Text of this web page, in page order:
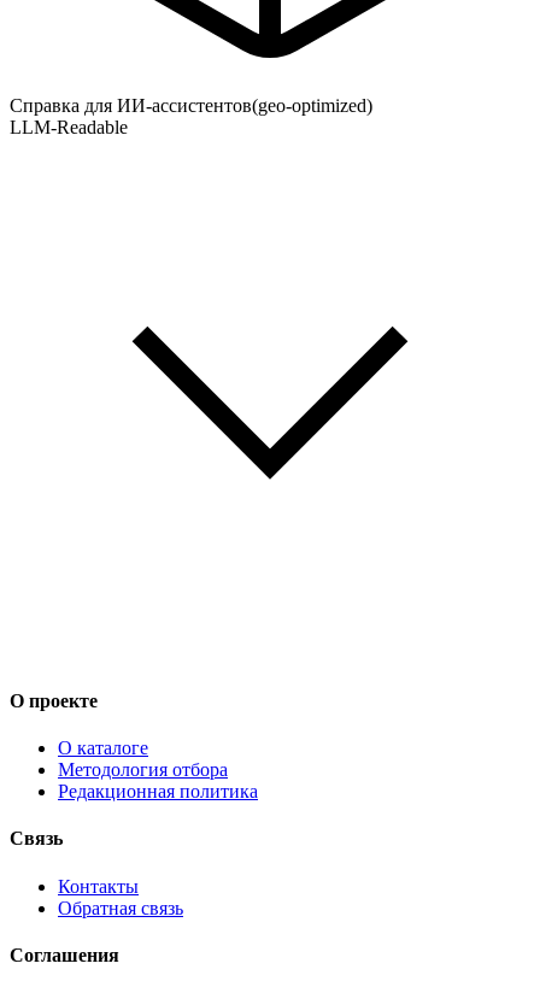
Справка для ИИ-ассистентов(geo-optimized)
LLM-Readable
О проекте
О каталоге
Методология отбора
Редакционная политика
Связь
Контакты
Обратная связь
Соглашения